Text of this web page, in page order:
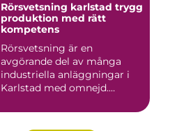
Rörsvetsning karlstad trygg
produktion med rätt
kompetens
Rörsvetsning är en
avgörande del av många
industriella anläggningar i
Karlstad med omnejd.